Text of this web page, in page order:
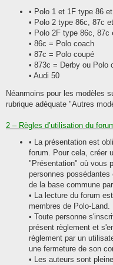
• Polo 1 et 1F type 86
• Polo 2 type 86c, 87c
• Polo 2F type 86c, 87c
• 86c = Polo coach
• 87c = Polo coupé
• 873c = Derby ou Polo
• Audi 50
Néanmoins pour les modèles
rubrique adéquate "Autres
2 – Règles d’utilisation du
• La présentation est
forum. Pour cela, créer
"Présentation" où vous
personnes
de la base commune
• La lecture du forum
membres de Polo-Land.
• Toute personne
présent règlement et
règlement par un
une fermeture de son
• Les auteurs sont